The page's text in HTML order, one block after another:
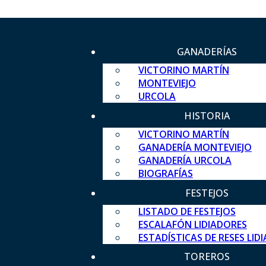
GANADERÍAS
VICTORINO MARTÍN
MONTEVIEJO
URCOLA
HISTORIA
VICTORINO MARTÍN
GANADERÍA MONTEVIEJO
GANADERÍA URCOLA
BIOGRAFÍAS
FESTEJOS
LISTADO DE FESTEJOS
ESCALAFÓN LIDIADORES
ESTADÍSTICAS DE RESES
TOREROS